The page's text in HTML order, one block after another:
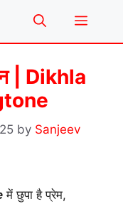
Menu
| Dikhla
by Sanjeev
में छुपा है प्रेम,